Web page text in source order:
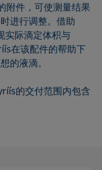
附件，可使测量结果
进行调整。借助
实际滴定体积与
在该配件的帮助下
的液滴。
的交付范围内包含